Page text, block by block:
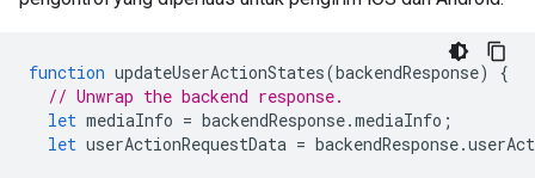
function updateUserActionStates(backendResponse)
{
// Unwrap the backend response.
let mediaInfo = backendResponse.mediaInfo ;
let userActionRequestData = backendResponse.